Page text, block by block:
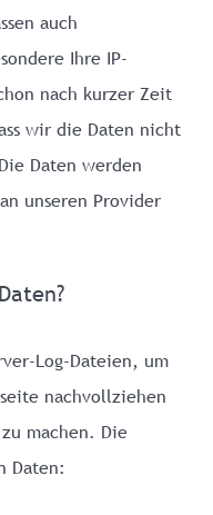
auch
Ihre IP-
nach kurzer Zeit
wir die Daten nicht
Daten werden
unseren Provider
Log-Dateien, um
nachvollziehen
machen. Die
Daten: